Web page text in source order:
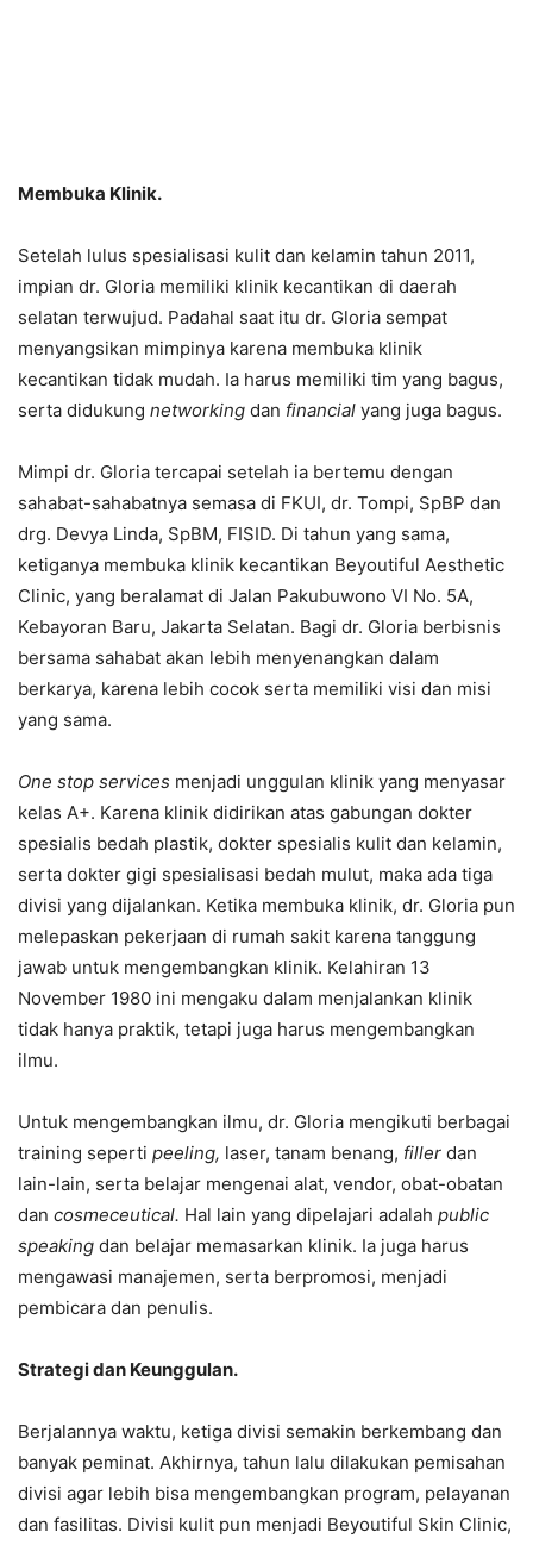
Membuka Klinik.
Setelah lulus spesialisasi kulit dan kelamin tahun 2011,
impian dr. Gloria memiliki klinik kecantikan di daerah
selatan terwujud. Padahal saat itu dr. Gloria sempat
menyangsikan mimpinya karena membuka klinik
kecantikan tidak mudah. Ia harus memiliki tim yang bagus,
serta didukung networking dan financial yang juga bagus.
Mimpi dr. Gloria tercapai setelah ia bertemu dengan
sahabat-sahabatnya semasa di FKUI, dr. Tompi, SpBP dan
drg. Devya Linda, SpBM, FISID. Di tahun yang sama,
ketiganya membuka klinik kecantikan Beyoutiful Aesthetic
Clinic, yang beralamat di Jalan Pakubuwono VI No. 5A,
Kebayoran Baru, Jakarta Selatan. Bagi dr. Gloria berbisnis
bersama sahabat akan lebih menyenangkan dalam
berkarya, karena lebih cocok serta memiliki visi dan misi
yang sama.
One stop services menjadi unggulan klinik yang menyasar
kelas A+. Karena klinik didirikan atas gabungan dokter
spesialis bedah plastik, dokter spesialis kulit dan kelamin,
serta dokter gigi spesialisasi bedah mulut, maka ada tiga
divisi yang dijalankan. Ketika membuka klinik, dr. Gloria pun
melepaskan pekerjaan di rumah sakit karena tanggung
jawab untuk mengembangkan klinik. Kelahiran 13
November 1980 ini mengaku dalam menjalankan klinik
tidak hanya praktik, tetapi juga harus mengembangkan
ilmu.
Untuk mengembangkan ilmu, dr. Gloria mengikuti berbagai
training seperti peeling, laser, tanam benang, filler dan
lain-lain, serta belajar mengenai alat, vendor, obat-obatan
dan cosmeceutical. Hal lain yang dipelajari adalah public
speaking dan belajar memasarkan klinik. Ia juga harus
mengawasi manajemen, serta berpromosi, menjadi
pembicara dan penulis.
Strategi dan Keunggulan.
Berjalannya waktu, ketiga divisi semakin berkembang dan
banyak peminat. Akhirnya, tahun lalu dilakukan pemisahan
divisi agar lebih bisa mengembangkan program, pelayanan
dan fasilitas. Divisi kulit pun menjadi Beyoutiful Skin Clinic,